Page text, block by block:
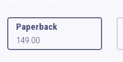
Paperback
149.00